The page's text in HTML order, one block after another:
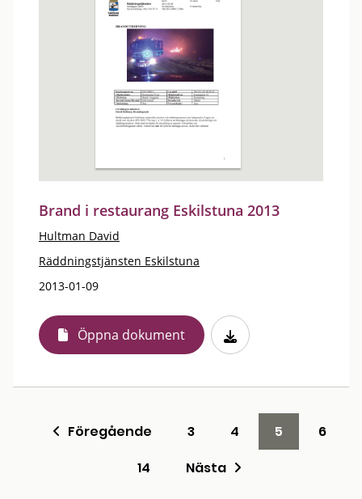
Brand i restaurang Eskilstuna 2013
Hultman David
Räddningstjänsten Eskilstuna
2013-01-09
Öppna dokument
Föregående 3 4 5
6
14
Nästa